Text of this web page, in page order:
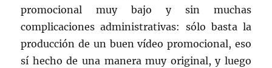
promocional muy bajo y sin muchas
complicaciones administrativas: sólo basta la
producción de un buen vídeo promocional, eso
sí hecho de una manera muy original, y luego